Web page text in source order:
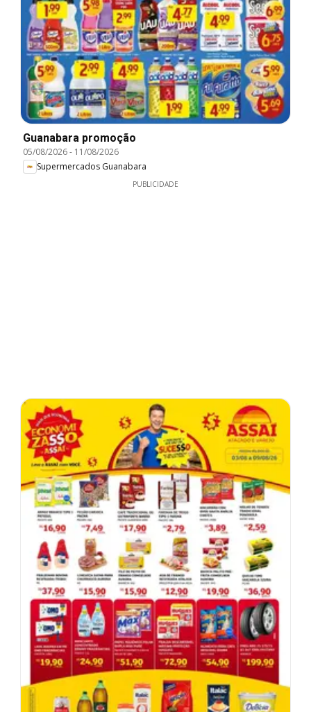
Guanabara promoção
05/08/2026- 11/08/2026
Supermercados Guanabara
PUBLICIDADE